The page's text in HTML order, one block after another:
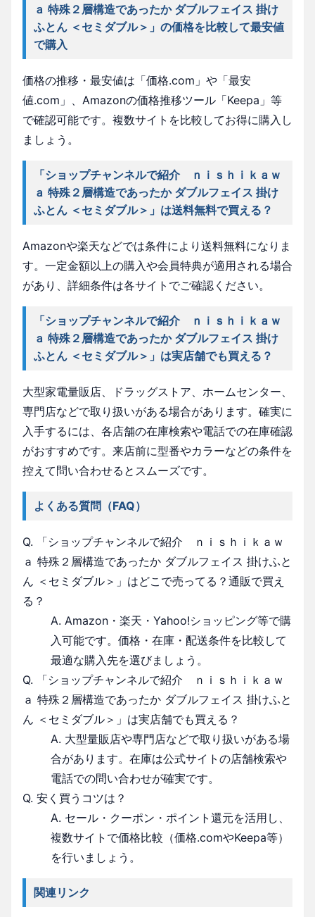
ａ 特殊２層構造であったか ダブルフェイス 掛け
ふとん ＜セミダブル＞」の価格を比較して最安値
で購入
価格の推移・最安値は「価格.com」や「最安
値.com」、Amazonの価格推移ツール「Keepa」等
で確認可能です。複数サイトを比較してお得に購入し
ましょう。
「ショップチャンネルで紹介 ｎｉｓｈｉｋａｗ
ａ 特殊２層構造であったか ダブルフェイス 掛け
ふとん ＜セミダブル＞」は送料無料で買える？
Amazonや楽天などでは条件により送料無料になりま
す。一定金額以上の購入や会員特典が適用される場合
があり、詳細条件は各サイトでご確認ください。
「ショップチャンネルで紹介 ｎｉｓｈｉｋａｗ
ａ 特殊２層構造であったか ダブルフェイス 掛け
ふとん ＜セミダブル＞」は実店舗でも買える？
大型家電量販店、ドラッグストア、ホームセンター、
専門店などで取り扱いがある場合があります。確実に
入手するには、各店舗の在庫検索や電話での在庫確認
がおすすめです。来店前に型番やカラーなどの条件を
控えて問い合わせるとスムーズです。
よくある質問（FAQ）
Q. 「ショップチャンネルで紹介 ｎｉｓｈｉｋａｗ
ａ 特殊２層構造であったか ダブルフェイス 掛けふと
ん ＜セミダブル＞」はどこで売ってる？通販で買え
る？
A. Amazon・楽天・Yahoo!ショッピング等で購
入可能です。価格・在庫・配送条件を比較して
最適な購入先を選びましょう。
Q. 「ショップチャンネルで紹介 ｎｉｓｈｉｋａｗ
ａ 特殊２層構造であったか ダブルフェイス 掛けふと
ん ＜セミダブル＞」は実店舗でも買える？
A. 大型量販店や専門店などで取り扱いがある場
合があります。在庫は公式サイトの店舗検索や
電話での問い合わせが確実です。
Q. 安く買うコツは？
A. セール・クーポン・ポイント還元を活用し、
複数サイトで価格比較（価格.comやKeepa等）
を行いましょう。
関連リンク